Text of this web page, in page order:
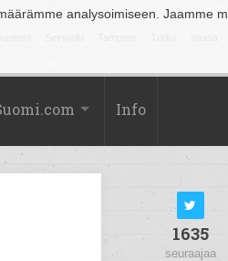
analysoimiseen. Jaamme
Info
1635
seuraajaa